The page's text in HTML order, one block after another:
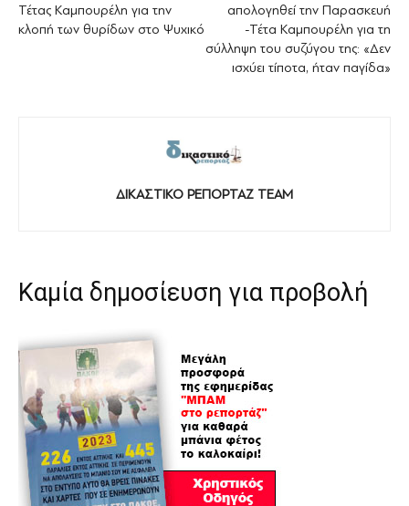
Τέτας Καμπουρέλη για την
κλοπή των θυρίδων στο Ψυχικό
απολογηθεί την Παρασκευή
-Τέτα Καμπουρέλη για τη
σύλληψη του συζύγου της: «Δεν
ισχύει τίποτα, ήταν παγίδα»
ΔΙΚΑΣΤΙΚΟ ΡΕΠΟΡΤΑΖ TEAM
Καμία δημοσίευση για προβολή